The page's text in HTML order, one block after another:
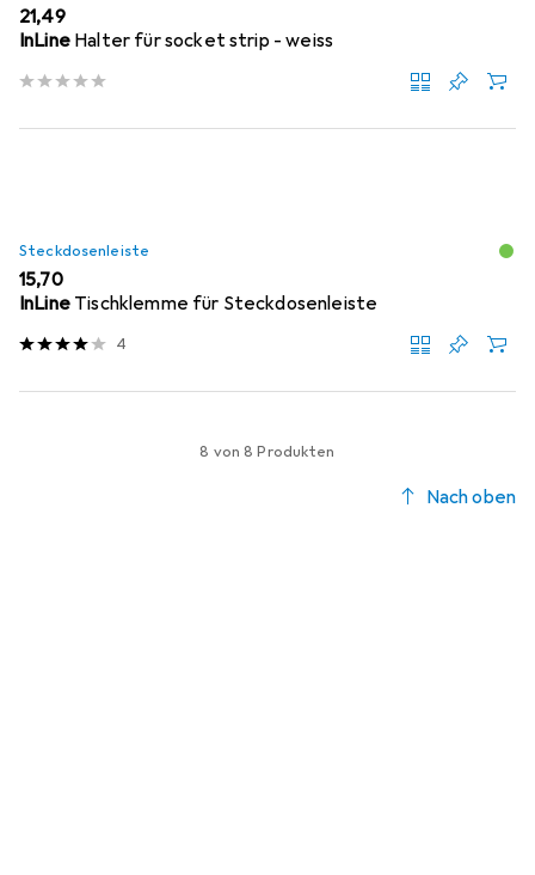
EUR
21,49
InLine Halter für socket strip - weiss
Steckdosenleiste
EUR
15,70
InLine Tischklemme für Steckdosenleiste
4
8 von 8 Produkten
Nach oben